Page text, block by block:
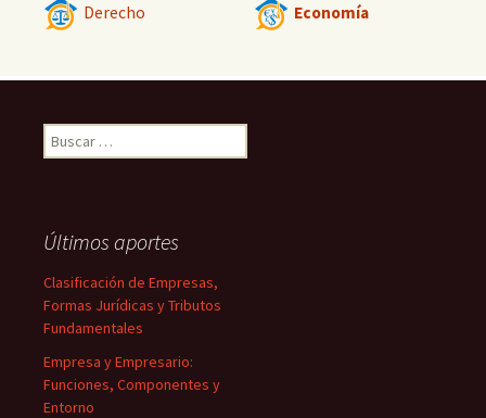
Derecho Economía
Buscar:
Últimos aportes
Clasificación de Empresas,
Formas Jurídicas y Tributos
Fundamentales
Empresa y Empresario:
Funciones, Componentes y
Entorno